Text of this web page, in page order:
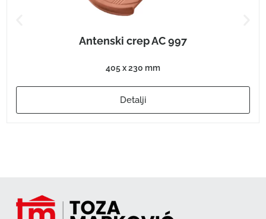
Antenski crep AC 997
405 x 230 mm
Detalji